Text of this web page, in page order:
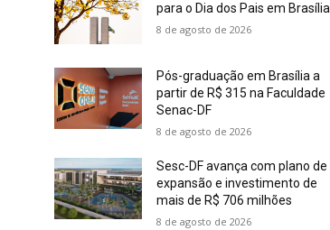
para o Dia dos Pais em Brasília
8 de agosto de 2026
Pós-graduação em Brasília a
partir de R$ 315 na Faculdade
Senac-DF
8 de agosto de 2026
Sesc-DF avança com plano de
expansão e investimento de
mais de R$ 706 milhões
8 de agosto de 2026